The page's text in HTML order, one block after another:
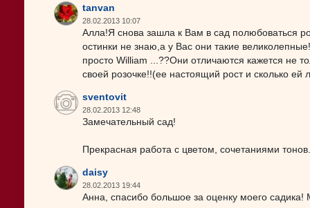
tanvan
28.02.2013 10:07
Алла!Я снова зашла к Вам в сад полюбоваться
остинки не знаю,а у Вас они такие
просто William ...??Они отличаются кажется не
своей розочке!!(ее настоящий рост и сколько ей
sventovit
28.02.2013 12:48
Замечательный сад!
Прекрасная работа с цветом, сочетаниями
daisy
28.02.2013 19:44
Анна, спасибо большое за оценку моего